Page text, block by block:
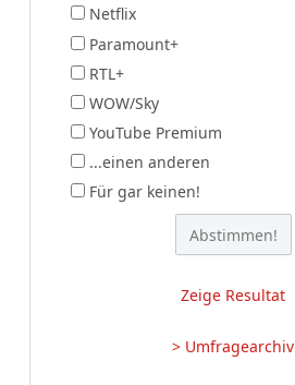
Netflix
Paramount+
RTL+
WOW/Sky
YouTube Premium
...einen anderen
Für gar keinen!
Zeige Resultat
> Umfragearchiv